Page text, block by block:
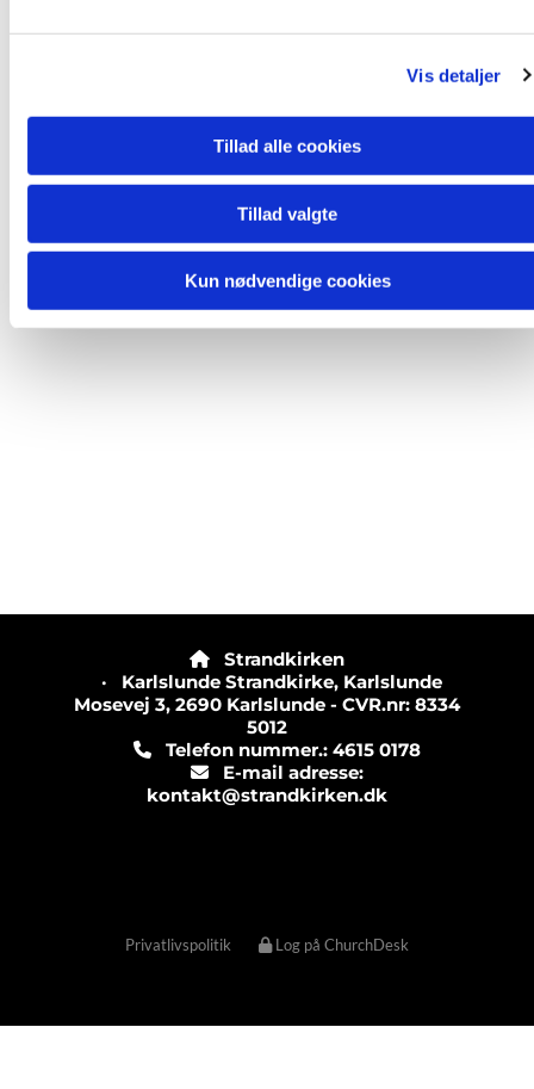
Vis detaljer
Tillad alle cookies
Tillad valgte
Kun nødvendige cookies

Strandkirken
· Karlslunde Strandkirke, Karlslunde
Mosevej 3, 2690 Karlslunde - CVR.nr: 8334
5012
Telefon nummer.: 4615 0178
E-mail adresse:
kontakt@strandkirken.dk
Privatlivspolitik Log på ChurchDesk